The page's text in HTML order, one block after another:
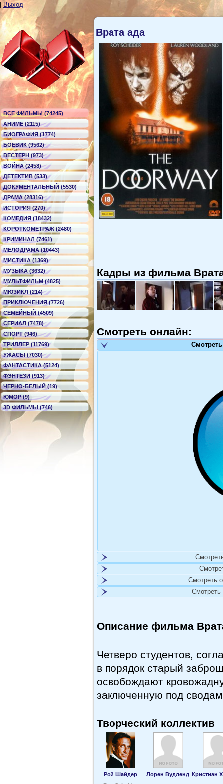
Выход
ВСЕ ФИЛЬМЫ (74245)
АНИМЕ (2115)
БИОГРАФИЯ (1774)
БОЕВИК (9562)
ВЕСТЕРН (973)
ВОЙНА (2458)
ДЕТЕКТИВ (533)
ДОКУМЕНТАЛЬНЫЙ (5530)
ДРАМА (28316)
ИСТОРИЯ (270)
КОМЕДИЯ (18432)
КОРОТКОМЕТРАЖ (2480)
КРИМИНАЛ (7461)
МЕЛОДРАМА (10443)
МИСТИКА (1369)
МУЗЫКА (3632)
МУЛЬТФИЛЬМ (4825)
МЮЗИКЛ (214)
ПРИКЛЮЧЕНИЯ (7726)
СЕМЕЙНЫЙ (4509)
СЕРИАЛ (7478)
СПОРТ (946)
ТРИЛЛЕР (11769)
УЖАСЫ (7030)
ФАНТАСТИКА (5124)
ФЭНТЕЗИ (913)
ЧЕРНО-БЕЛЫЙ (19)
ЮМОР (9)
3D ФИЛЬМЫ (746)
Врата ада
Кадры из фильма
Смотреть онлайн:
Смотреть
Смотреть
Описание фильма
Четверо студентов,
в порядок старый
освобождают
заключенную под
Творческий коллектив
Рой Шайдер Лорен Вудленд Кристиан